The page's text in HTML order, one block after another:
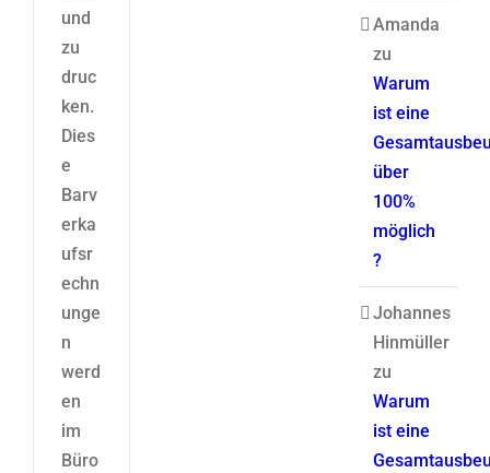
und
zu
druc
ken.
Dies
e
Barv
erka
ufsr
echn
unge
n
werd
en
im
Büro
Amanda
zu
Warum
ist eine
über
100%
möglich
?
Johannes
Hinmüller
zu
Warum
ist eine